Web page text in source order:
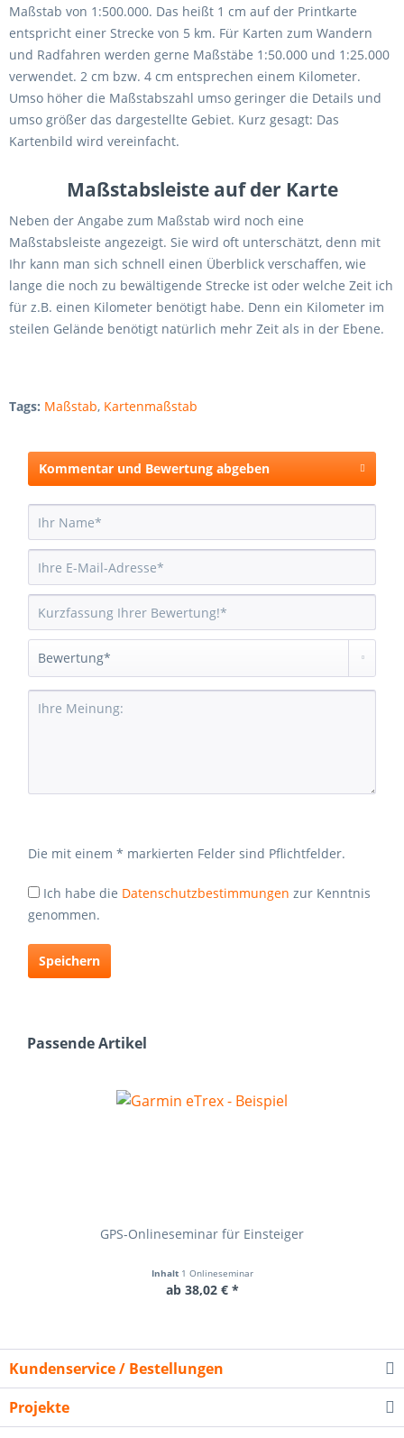
Maßstab von 1:500.000. Das heißt 1 cm auf der Printkarte
entspricht einer Strecke von 5 km. Für Karten zum Wandern
und Radfahren werden gerne Maßstäbe 1:50.000 und 1:25.000
verwendet. 2 cm bzw. 4 cm entsprechen einem Kilometer.
Umso höher die Maßstabszahl umso geringer die Details und
umso größer das dargestellte Gebiet. Kurz gesagt: Das
Kartenbild wird vereinfacht.
Maßstabsleiste auf der Karte
Neben der Angabe zum Maßstab wird noch eine
Maßstabsleiste angezeigt. Sie wird oft unterschätzt, denn mit
Ihr kann man sich schnell einen Überblick verschaffen, wie
lange die noch zu bewältigende Strecke ist oder welche Zeit ich
für z.B. einen Kilometer benötigt habe. Denn ein Kilometer im
steilen Gelände benötigt natürlich mehr Zeit als in der Ebene.
Tags: Maßstab, Kartenmaßstab
Kommentar und Bewertung abgeben
Die mit einem * markierten Felder sind Pflichtfelder.
Ich habe die Datenschutzbestimmungen zur Kenntnis
genommen.
Passende Artikel
GPS-Onlineseminar für Einsteiger
Inhalt 1 Onlineseminar
ab 38,02 € *
Kundenservice / Bestellungen
Projekte